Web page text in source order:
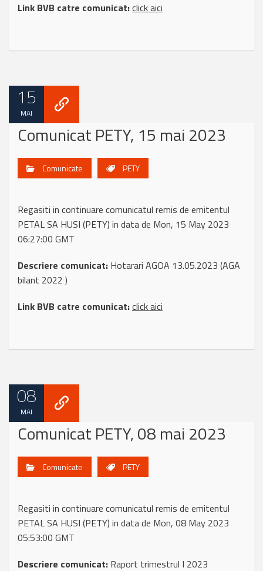
Link BVB catre comunicat:click aici
15
MAI
Comunicat PETY, 15 mai 2023
Comunicate PETY
Regasiti in continuare comunicatul remis de emitentul
PETAL SA HUSI (PETY) in data de Mon, 15 May 2023
06:27:00 GMT
Descriere comunicat: Hotarari AGOA 13.05.2023 (AGA
bilant 2022 )
Link BVB catre comunicat:click aici
08
MAI
Comunicat PETY, 08 mai 2023
Comunicate PETY
Regasiti in continuare comunicatul remis de emitentul
PETAL SA HUSI (PETY) in data de Mon, 08 May 2023
05:53:00 GMT
Descriere comunicat: Raport trimestrul I 2023